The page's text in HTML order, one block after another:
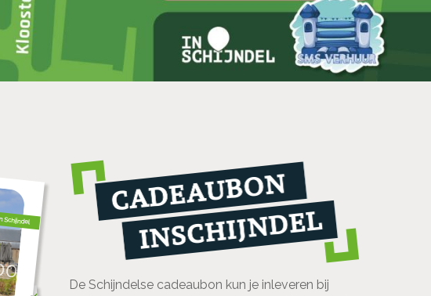
De Schijndelse cadeaubon kun je inleveren bij